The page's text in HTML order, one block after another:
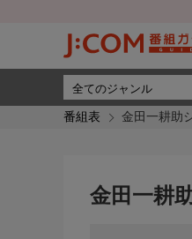
番組表 金田一耕助
金田一耕